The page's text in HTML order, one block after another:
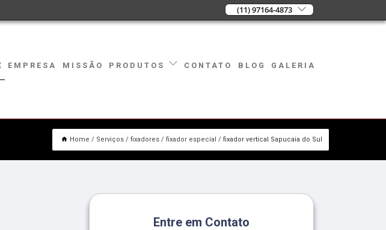
(11) 97164-4873
EMPRESA MISSÃO PRODUTOS CONTATO BLOG GALERIA
Home Serviços fixadores fixador especial fixador vertical Sapucaia do Sul
Entre em Contato